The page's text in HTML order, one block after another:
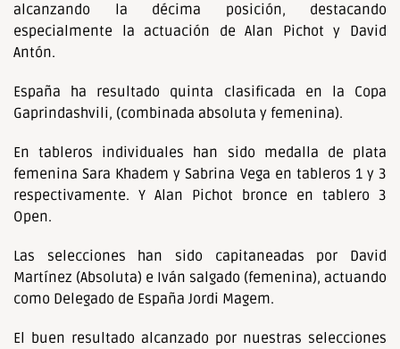
alcanzando la décima posición, destacando
especialmente la actuación de Alan Pichot y David
Antón.
España ha resultado quinta clasificada en la Copa
Gaprindashvili, (combinada absoluta y femenina).
En tableros individuales han sido medalla de plata
femenina Sara Khadem y Sabrina Vega en tableros 1 y 3
respectivamente. Y Alan Pichot bronce en tablero 3
Open.
Las selecciones han sido capitaneadas por David
Martínez (Absoluta) e Iván salgado (femenina), actuando
como Delegado de España Jordi Magem.
El buen resultado alcanzado por nuestras selecciones